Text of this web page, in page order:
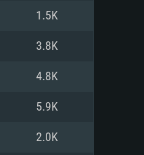
ou plus et
RX
débit
avec
débit
derniers
AMD
de
1.5K
3.8K
4.8K
5.9K
2.0K